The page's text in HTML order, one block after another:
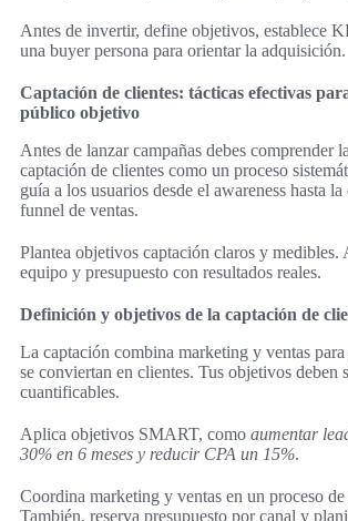
Antes de invertir, define objetivos, establece
una buyer persona para orientar la adquisición.
Captación de clientes: tácticas efectivas
público objetivo
Antes de lanzar campañas debes comprender
captación de clientes como un proceso
guía a los usuarios desde el awareness hasta
funnel de ventas.
Plantea objetivos captación claros y medibles.
equipo y presupuesto con resultados reales.
Definición y objetivos de la captación de
La captación combina marketing y ventas para
se conviertan en clientes. Tus objetivos deben
cuantificables.
Aplica objetivos SMART, como aumentar
30% en 6 meses y reducir CPA un 15%.
Coordina marketing y ventas en un proceso
También, reserva presupuesto por canal y